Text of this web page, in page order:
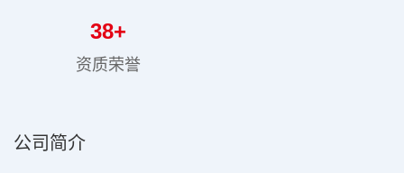
38+
资质荣誉
公司简介